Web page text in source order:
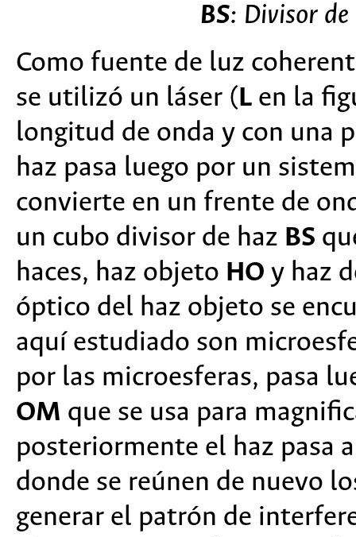
BS: Divisor
Como fuente de luz
se utilizó un láser (L en la
longitud de onda y con una
haz pasa luego por un
convierte en un frente de
un cubo divisor de haz BS
haces, haz objeto HO y haz
óptico del haz objeto se
aquí estudiado son
por las microesferas, pasa
OM que se usa para
posteriormente el haz pasa
donde se reúnen de nuevo
generar el patrón de